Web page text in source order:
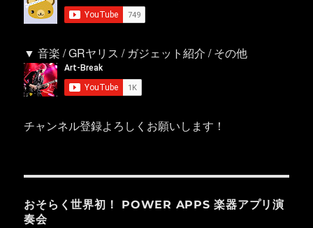
▼ 音楽 / GRヤリス / ガジェット紹介 / その他
チャンネル登録よろしくお願いします！
おそらく世界初！ POWER APPS 楽器アプリ演
奏会